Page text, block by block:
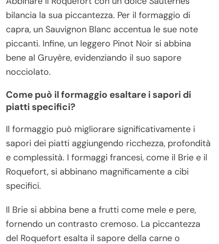
bilancia la sua piccantezza. Per il formaggio di
capra, un Sauvignon Blanc accentua le sue note
piccanti. Infine, un leggero Pinot Noir si abbina
bene al Gruyère, evidenziando il suo sapore
nocciolato.
Come può il formaggio esaltare i sapori di
piatti specifici?
Il formaggio può migliorare significativamente i
sapori dei piatti aggiungendo ricchezza, profondità
e complessità. I formaggi francesi, come il Brie e il
Roquefort, si abbinano magnificamente a cibi
specifici.
Il Brie si abbina bene a frutti come mele e pere,
fornendo un contrasto cremoso. La piccantezza
del Roquefort esalta il sapore della carne o